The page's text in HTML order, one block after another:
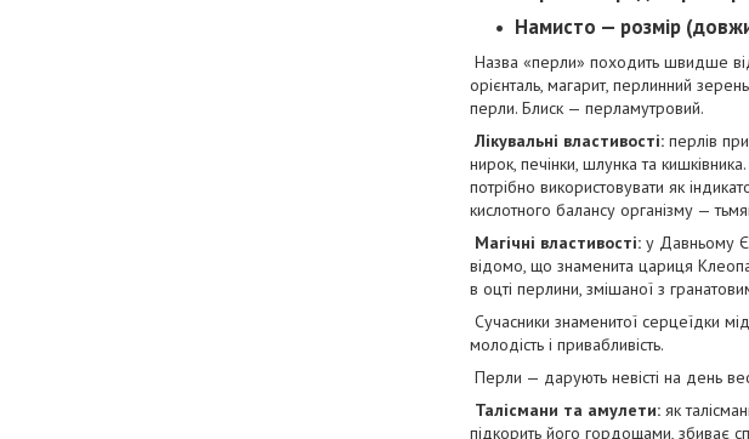
Намисто — розмір
Назва «перли» походить швидше від
орієнталь, магарит, перлинний
перли. Блиск — перламутровий.
Лікувальні властивості: перлів
нирок, печінки, шлунка та кишківника.
потрібно використовувати як
кислотного балансу організму —
Магічні властивості: у Давньому
відомо, що знаменита цариця
в оцті перлини, змішаної з
Сучасники знаменитої серцеїдки
молодість і привабливість.
Перли — дарують невісті на день
Талісмани та амулети: як
підкорить його гордощами, збиває